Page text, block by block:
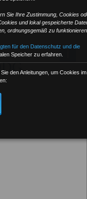
Sie Ihre Zustimmung, Cookies
und lokal gespeicherte
ordnungsgemäß zu
für den Datenschutz und die
Speicher zu erfahren.
den Anleitungen, um Cookies im